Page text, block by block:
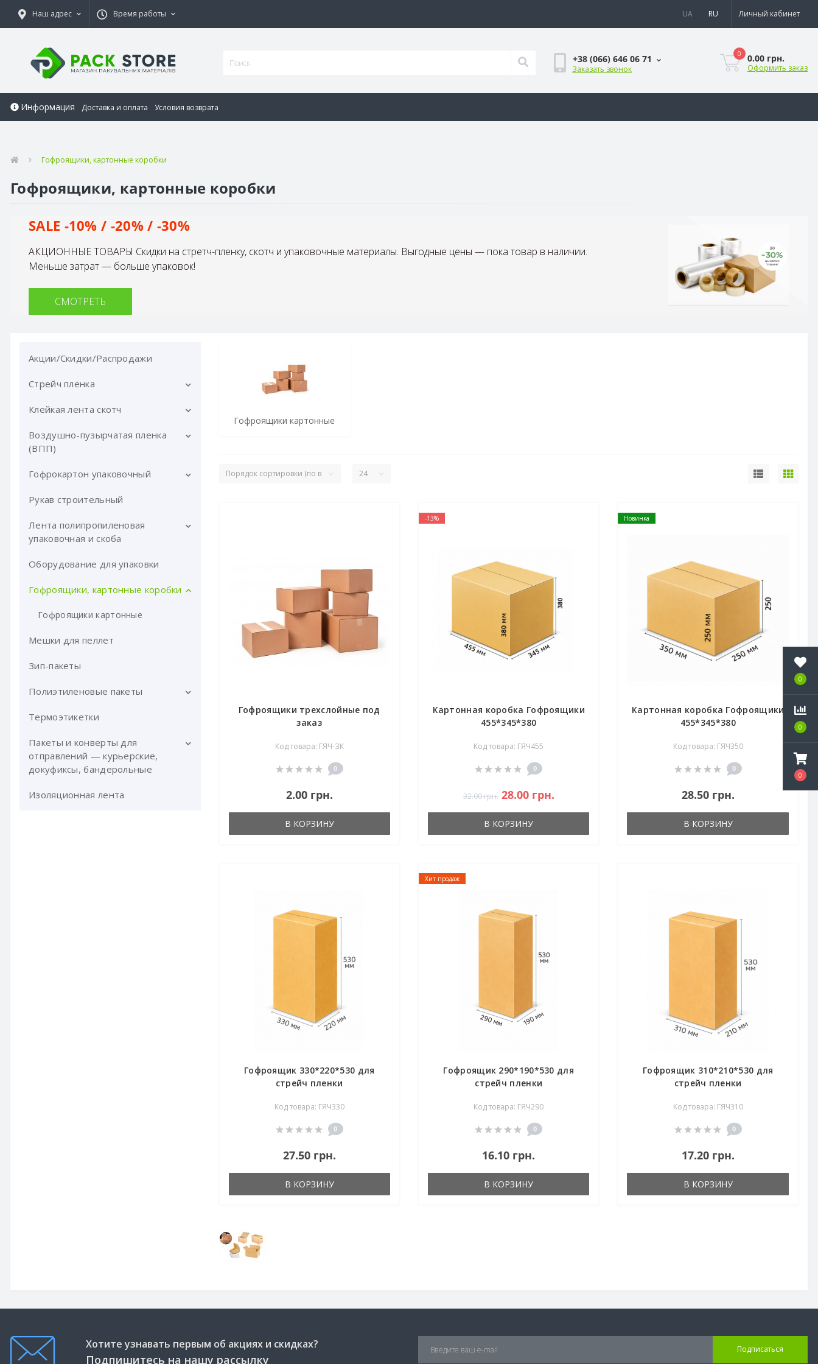
0
0
0
Наш адрес Время работы UA RU Личный кабинет
+38 (066) 646 06 71
Заказать звонок
0 0.00 грн.
Оформить заказ
Информация Доставка и оплата Условия возврата
Гофроящики, картонные коробки
Гофроящики, картонные коробки
SALE -10% / -20% / -30%
АКЦИОННЫЕ ТОВАРЫ Скидки на стретч-пленку, скотч и упаковочные материалы. Выгодные цены — пока товар в наличии.
Меньше затрат — больше упаковок!
СМОТРЕТЬ
Акции/Скидки/Распродажи
Стрейч пленка
Стрейч пленка ручная
Машинная стрейч пленка
АВТОМАТ
Стрейч пленка с добавлением
Стрейч пленка УСИЛЕННАЯ
металлизированная
пленки
Клейкая лента скотч
Скотч клейкая лента прозрачная
Двухсторонний скотч
Клейкая лента армированная
Малярный скотч
Сигнальная лента
Воздушно-пузырчатая пленка
(ВПП)
Воздушно-пузырчатая пленка в
Гофрокартон упаковочный
Гофрокартон в рулонах
Гофрокартон листовой
Рукав строительный
Лента полипропиленовая
упаковочная и скоба
Упаковочная лента ПП
Скоба для ленты ПП
Оборудование для ленты ПП
Комплекты для стреппинг
Оборудование для упаковки
Гофроящики, картонные коробки
Гофроящики картонные
Мешки для пеллет
Зип-пакеты
Полиэтиленовые пакеты
Мусорные пакеты
Термоэтикетки
Пакеты и конверты для
отправлений — курьерские,
докуфиксы, бандерольные
Конверты Докуфикс
Изоляционная лента
Гофроящики картонные
Гофроящики трехслойные под
заказ
Код товара: ГЯЧ-ЗК
0
2.00 грн.
В КОРЗИНУ
-13%
Картонная коробка Гофроящики
455*345*380
Код товара: ГЯЧ455
0
32.00 грн. 28.00 грн.
В КОРЗИНУ
Новинка
Картонная коробка Гофроящики
455*345*380
Код товара: ГЯЧ350
0
28.50 грн.
В КОРЗИНУ
Гофроящик 330*220*530 для
стрейч пленки
Код товара: ГЯЧ330
0
27.50 грн.
В КОРЗИНУ
Хит продаж
Гофроящик 290*190*530 для
стрейч пленки
Код товара: ГЯЧ290
0
16.10 грн.
В КОРЗИНУ
Гофроящик 310*210*530 для
стрейч пленки
Код товара: ГЯЧ310
0
17.20 грн.
В КОРЗИНУ
Хотите узнавать первым об акциях и скидках?
Подпишитесь на нашу рассылку
Подписаться